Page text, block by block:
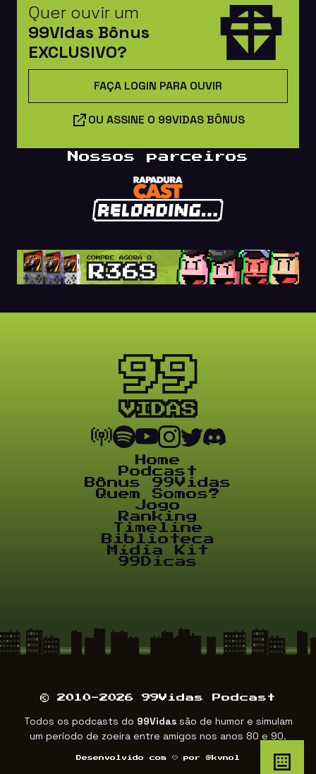
Quer ouvir um
99Vidas Bônus
EXCLUSIVO?
FAÇA LOGIN PARA OUVIR
OU ASSINE O 99VIDAS BÔNUS
Nossos parceiros
Home
Podcast
Bônus 99Vidas
Quem Somos?
Jogo
Ranking
Timeline
Biblioteca
Mídia Kit
99Dicas
© 2010-2026 99Vidas Podcast
Todos os podcasts do 99Vidassão de humor e simulam
um período de zoeira entre amigos nos anos 80 e 90.
Desenvolvido com por @kvnol